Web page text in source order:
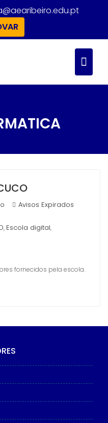
Avisos Expirados
, Escola digital,
fornecidos pela escola.